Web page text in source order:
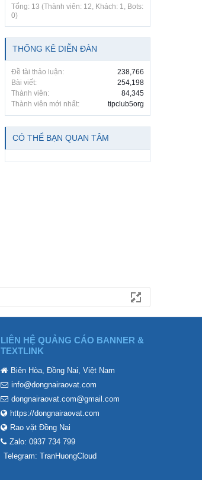
Tổng: 13 (Thành viên: 12, Khách: 1, Bots:
0)
THỐNG KÊ DIỄN ĐÀN
Đề tài thảo luận:
238,766
Bài viết:
254,198
Thành viên:
84,345
Thành viên mới nhất:
tipclub5org
CÓ THỂ BẠN QUAN TÂM
LIÊN HỆ QUẢNG CÁO BANNER &
TEXTLINK
Biên Hòa, Đồng Nai, Việt Nam
info@dongnairaovat.com
dongnairaovat.com@gmail.com
https://dongnairaovat.com
Rao vặt Đồng Nai
Zalo: 0937 734 799
Telegram: TranHuongCloud